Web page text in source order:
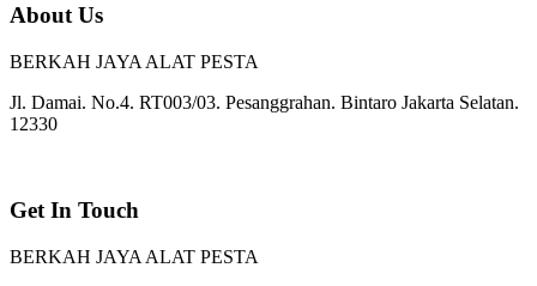
About Us
BERKAH JAYA ALAT PESTA
Jl. Damai. No.4. RT003/03. Pesanggrahan. Bintaro Jakarta Selatan.
12330
Get In Touch
BERKAH JAYA ALAT PESTA